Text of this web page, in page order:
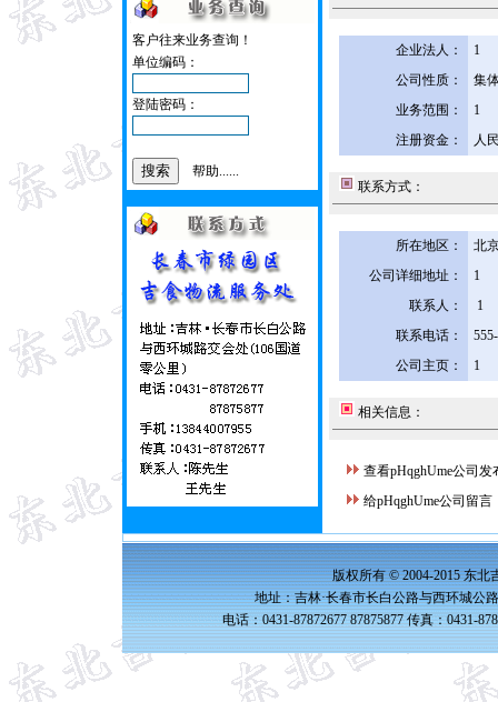
客户往来业务查询！
单位编码：
登陆密码：
帮助......
企业法人：
1
公司性质：
集
业务范围：
1
注册资金：
人
联系方式：
所在地区：
北
公司详细地址：
1
联系人：
1
联系电话：
公司主页：
1
相关信息：
查看pHqghUme公司发
给pHqghUme公司留言
版权所有 © 2004-2015 东北
地址：吉林·长春市长白公路与西环城公
电话：0431-87872677 87875877 传真：0431-